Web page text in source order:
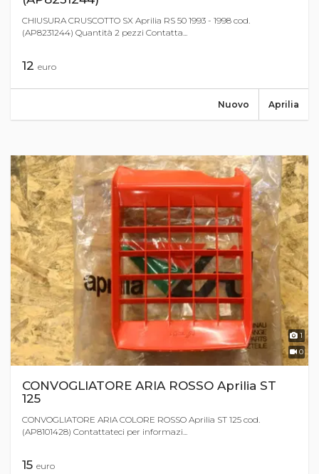
CHIUSURA CRUSCOTTO SX Aprilia RS 50 1993 - 1998 cod.
(AP8231244) Quantità 2 pezzi Contatta...
12 euro
Aprilia
Nuovo
1
0
CONVOGLIATORE ARIA ROSSO Aprilia ST
125
CONVOGLIATORE ARIA COLORE ROSSO Aprilia ST 125 cod.
(AP8101428) Contattateci per informazi...
15 euro